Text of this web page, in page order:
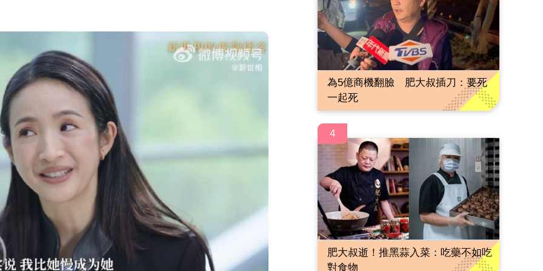
為5億商機翻臉 肥大叔插刀：要死
一起死
4
肥大叔逝！推黑蒜入菜：吃藥不如吃
對食物